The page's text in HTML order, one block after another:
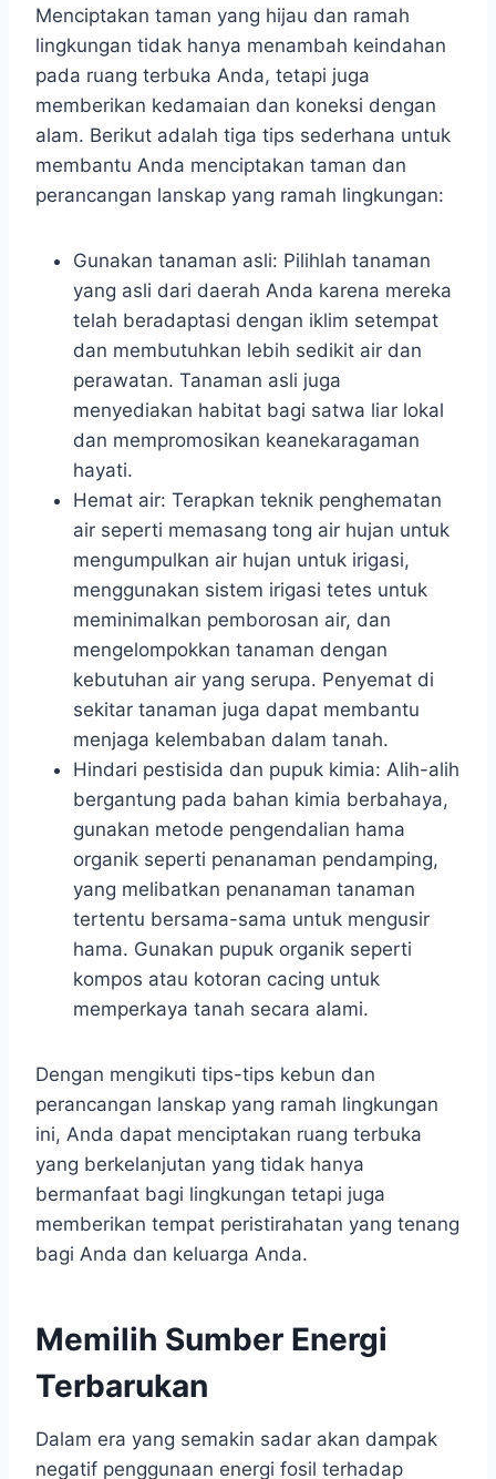
Menciptakan taman yang hijau dan ramah
lingkungan tidak hanya menambah keindahan
pada ruang terbuka Anda, tetapi juga
memberikan kedamaian dan koneksi dengan
alam. Berikut adalah tiga tips sederhana untuk
membantu Anda menciptakan taman dan
perancangan lanskap yang ramah lingkungan:
Gunakan tanaman asli: Pilihlah tanaman
yang asli dari daerah Anda karena mereka
telah beradaptasi dengan iklim setempat
dan membutuhkan lebih sedikit air dan
perawatan. Tanaman asli juga
menyediakan habitat bagi satwa liar lokal
dan mempromosikan keanekaragaman
hayati.
Hemat air: Terapkan teknik penghematan
air seperti memasang tong air hujan untuk
mengumpulkan air hujan untuk irigasi,
menggunakan sistem irigasi tetes untuk
meminimalkan pemborosan air, dan
mengelompokkan tanaman dengan
kebutuhan air yang serupa. Penyemat di
sekitar tanaman juga dapat membantu
menjaga kelembaban dalam tanah.
Hindari pestisida dan pupuk kimia: Alih-alih
bergantung pada bahan kimia berbahaya,
gunakan metode pengendalian hama
organik seperti penanaman pendamping,
yang melibatkan penanaman tanaman
tertentu bersama-sama untuk mengusir
hama. Gunakan pupuk organik seperti
kompos atau kotoran cacing untuk
memperkaya tanah secara alami.
Dengan mengikuti tips-tips kebun dan
perancangan lanskap yang ramah lingkungan
ini, Anda dapat menciptakan ruang terbuka
yang berkelanjutan yang tidak hanya
bermanfaat bagi lingkungan tetapi juga
memberikan tempat peristirahatan yang tenang
bagi Anda dan keluarga Anda.
Memilih Sumber Energi
Terbarukan
Dalam era yang semakin sadar akan dampak
negatif penggunaan energi fosil terhadap